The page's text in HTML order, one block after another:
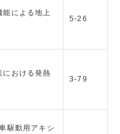
能による地上
5-26
における発熱
3-79
駆動用アキシ